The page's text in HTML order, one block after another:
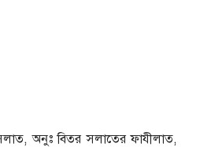
অনুঃ বিতর সলাতের ফাযীলাত,